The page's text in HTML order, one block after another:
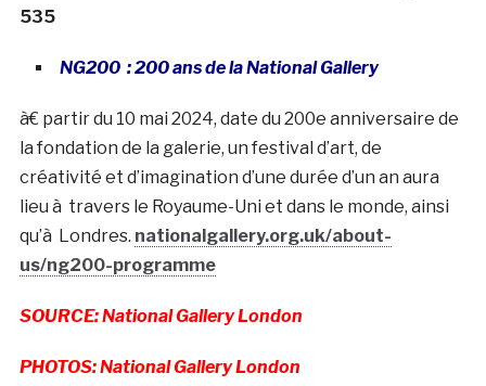
535
NG200 : 200 ans de la National Gallery
à€ partir du 10 mai 2024, date du 200e anniversaire de
la fondation de la galerie, un festival d’art, de
créativité et d’imagination d’une durée d’un an aura
lieu à travers le Royaume-Uni et dans le monde, ainsi
qu’à Londres. nationalgallery.org.uk/about-
us/ng200-programme
SOURCE: National Gallery London
PHOTOS: National Gallery London